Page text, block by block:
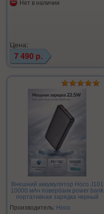
Нет в наличии
Цена:
7 490 р.
Внешний аккумулятор Hoco J101
10000 мАч повербанк power bank
портативная зарядка черный
Производитель: Hoco